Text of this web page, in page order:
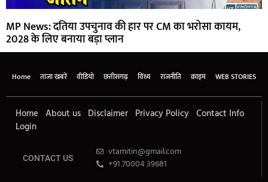
MP News: दतिया उपचुनाव की हार पर CM का भरोसा कायम,
2028 के लिए बनाया बड़ा प्लान
Home ताजा खबरें वीडियो छत्तीसगढ़ विंध्य राजनीति क्राइम WEB STORIES
Home About us Disclaimer Privacy Policy Contact Info
Login
CONTACT US
vtamitin@gmail.com
+91 70004 39681